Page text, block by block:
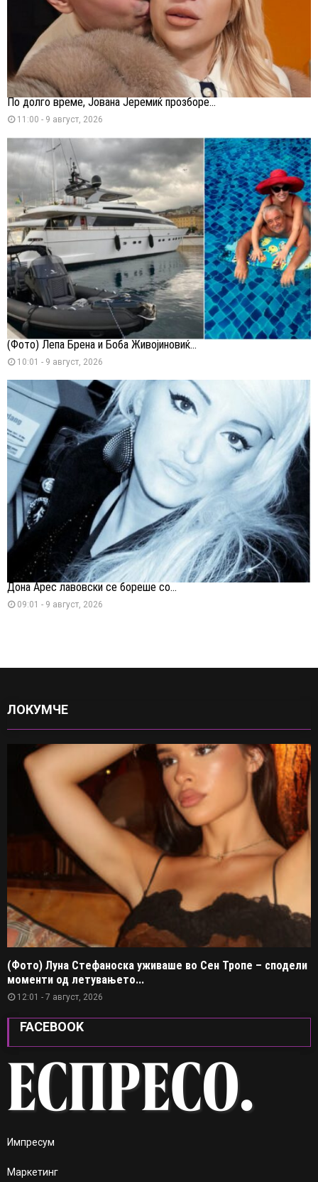
По долго време, Јована Јеремиќ прозборе...
11:00 - 9 август, 2026
(Фото) Лепа Брена и Боба Живојиновиќ...
10:01 - 9 август, 2026
Дона Арес лавовски се бореше со...
09:01 - 9 август, 2026
ЛОКУМЧЕ
(Фото) Луна Стефаноска уживаше во Сен Тропе – сподели
моменти од летувањето...
12:01 - 7 август, 2026
FACEBOOK
Импресум
Маркетинг